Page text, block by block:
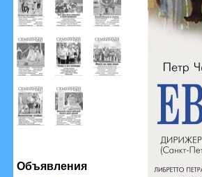
Объявления